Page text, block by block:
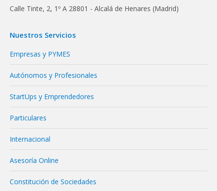
Calle Tinte, 2, 1º A 28801 - Alcalá de Henares (Madrid)
Nuestros Servicios
Empresas y PYMES
Autónomos y Profesionales
StartUps y Emprendedores
Particulares
Internacional
Asesoría Online
Constitución de Sociedades